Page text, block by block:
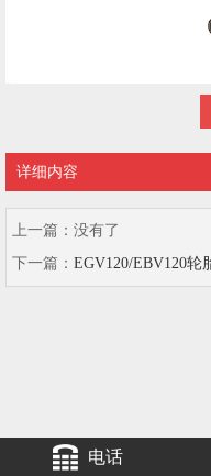
详细内容
上一篇： 没有了
下一篇： EGV120/EBV120轮
电话